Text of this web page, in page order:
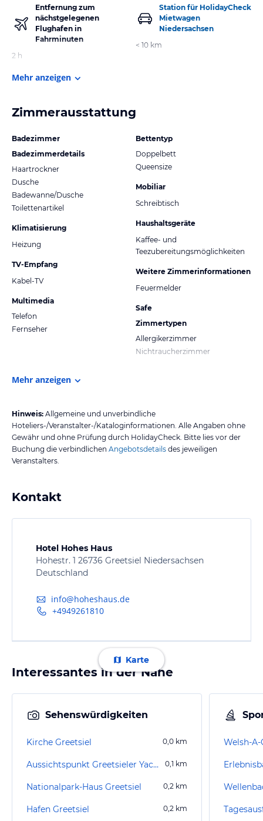
Entfernung zum
nächstgelegenen
Flughafen in
Fahrminuten
2 h
Station für HolidayCheck
Mietwagen
Niedersachsen
< 10 km
Mehr anzeigen
Zimmerausstattung
Badezimmer
Badezimmerdetails
Haartrockner
Dusche
Badewanne/Dusche
Toilettenartikel
Klimatisierung
Heizung
TV-Empfang
Kabel-TV
Multimedia
Telefon
Fernseher
Bettentyp
Doppelbett
Queensize
Mobiliar
Schreibtisch
Haushaltsgeräte
Kaffee- und
Teezubereitungsmöglichkeiten
Weitere Zimmerinformationen
Feuermelder
Safe
Zimmertypen
Allergikerzimmer
Nichtraucherzimmer
Mehr anzeigen
Hinweis: Allgemeine und unverbindliche
Hoteliers-/Veranstalter-/Kataloginformationen. Alle Angaben ohne
Gewähr und ohne Prüfung durch HolidayCheck. Bitte lies vor der
Buchung die verbindlichen Angebotsdetails des jeweiligen
Veranstalters.
Kontakt
Hotel Hohes Haus
Hohestr. 1 26736 Greetsiel Niedersachsen
Deutschland
info@hoheshaus.de
+4949261810
Karte
Interessantes in der Nähe
Sehenswürdigkeiten
Kirche Greetsiel 0,0 km
Aussichtspunkt Greetsieler Yachthafen 0,1 km
Nationalpark-Haus Greetsiel 0,2 km
Hafen Greetsiel 0,2 km
Welsh-